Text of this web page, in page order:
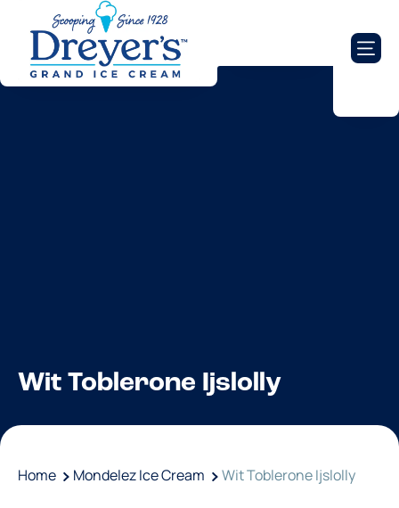
Wit Toblerone Ijslolly
Home Mondelez Ice Cream Wit Toblerone Ijslolly